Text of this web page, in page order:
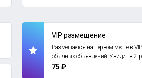
VIP размещение
Размещается на первом месте в
обычных объявлений. Увидит в 2
75 ₽